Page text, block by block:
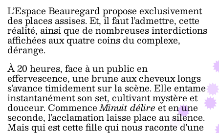
L’Espace Beauregard propose exclusivement
des places assises. Et, il faut l’admettre, cette
réalité, ainsi que de nombreuses interdictions
affichées aux quatre coins du complexe,
dérange.
À 20 heures, face à un public en
effervescence, une brune aux cheveux longs
s’avance timidement sur la scène. Elle entame
instantanément son set, cultivant mystère et
douceur. CommenceMinuit délireet en une
seconde, l’acclamation laisse place au silence.
Mais qui est cette fille qui nous raconte d’une